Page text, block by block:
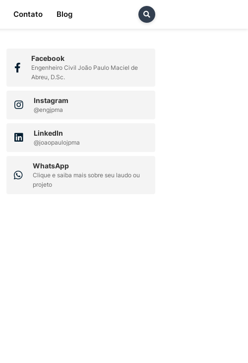
Contato Blog
Facebook
Engenheiro Civil João Paulo Maciel de
Abreu, D.Sc.
Instagram
@engjpma
LinkedIn
@joaopaulojpma
WhatsApp
Clique e saiba mais sobre seu laudo ou
projeto